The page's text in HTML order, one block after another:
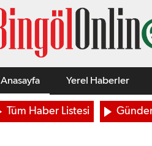
Anasayfa Yerel Haberler
Tüm Haber Listesi